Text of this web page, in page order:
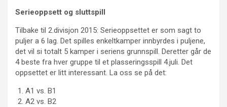
Serieoppsett og sluttspill
Tilbake til 2.divisjon 2015: Serieoppsettet er som sagt to
puljer a 6 lag. Det spilles enkeltkamper innbyrdes i puljene,
det vil si totalt 5 kamper i seriens grunnspill. Deretter går de
4 beste fra hver gruppe til et plasseringsspill 4.juli. Det
oppsettet er litt interessant. La oss se på det:
A1 vs. B1
A2 vs. B2